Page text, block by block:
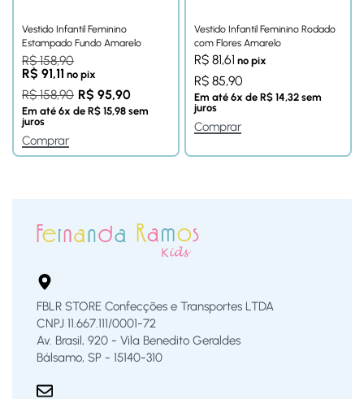
Vestido Infantil Feminino
Estampado Fundo Amarelo
R$158,90
R$ 91,11 no pix
R$158,90 R$ 95,90
Em até 6x de R$ 15,98 sem
juros
Comprar
Vestido Infantil Feminino Rodado
com Flores Amarelo
R$ 81,61 no pix
R$ 85,90
Em até 6x de R$ 14,32 sem
juros
Comprar
FBLR STORE Confecções e Transportes LTDA
CNPJ 11.667.111/0001-72
Av. Brasil, 920 - Vila Benedito Geraldes
Bálsamo, SP - 15140-310